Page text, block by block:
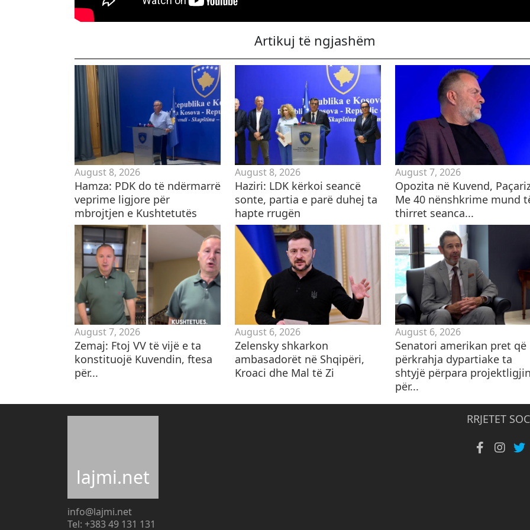
Artikuj të ngjashëm
August 8, 2026
Hamza: PDK do të ndërmarrë
veprime ligjore për
mbrojtjen e Kushtetutës
August 8, 2026
Haziri: LDK kërkoi seancë
sonte, partia e parë duhej ta
hapte rrugën
August 7, 2026
Opozita në Kuvend,
Me 40 nënshkrime mund
thirret seanca...
August 7, 2026
Zemaj: Ftoj VV të vijë e ta
konstituojë Kuvendin, ftesa
për...
August 6, 2026
Zelensky shkarkon
ambasadorët në Shqipëri,
Kroaci dhe Mal të Zi
August 6, 2026
Senatori amerikan pret që
përkrahja dypartiake ta
shtyjë përpara
për...
lajmi.net
info@lajmi.net
Tel: +383 49 131 131
RRJETET